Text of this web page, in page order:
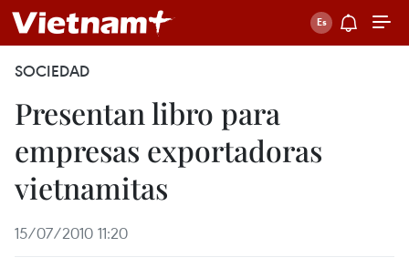
SOCIEDAD
Presentan libro para
empresas exportadoras
vietnamitas
15/07/2010 11:20